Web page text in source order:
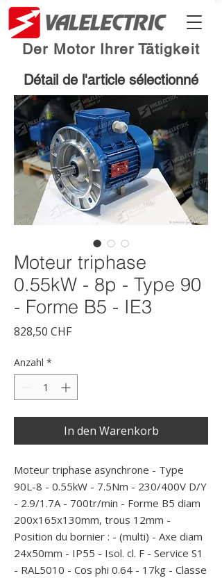
Der Motor Ihrer Tätigkeit
Détail de l'article sélectionné
Moteur triphase
0.55kW - 8p - Type 90
- Forme B5 - IE3
828,50 CHFPreis
Anzahl *
In den Warenkorb
Moteur triphase asynchrone - Type
90L-8 - 0.55kW - 7.5Nm - 230/400V D/Y
- 2.9/1.7A - 700tr/min - Forme B5 diam
200x165x130mm, trous 12mm -
Position du bornier : - (multi) - Axe diam
24x50mm - IP55 - Isol. cl. F - Service S1
- RAL5010 - Cos phi 0.64 - 17kg - Classe